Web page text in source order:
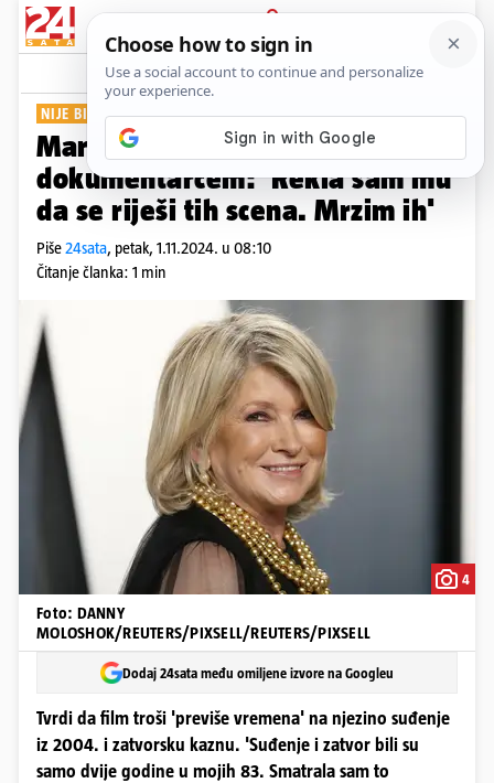
PRIJAVA
Show Komentari
NIJE BILO PO NJENOM
Martha Stewart nezadovoljna
dokumentarcem: 'Rekla sam mu
da se riješi tih scena. Mrzim ih'
Piše24sata, petak, 1.11.2024. u 08:10
Čitanje članka: 1 min
4
Foto: DANNY
MOLOSHOK/REUTERS/PIXSELL/REUTERS/PIXSELL
Dodaj 24sata među omiljene izvore na Googleu
Tvrdi da film troši 'previše vremena' na njezino suđenje
iz 2004. i zatvorsku kaznu. 'Suđenje i zatvor bili su
samo dvije godine u mojih 83. Smatrala sam to